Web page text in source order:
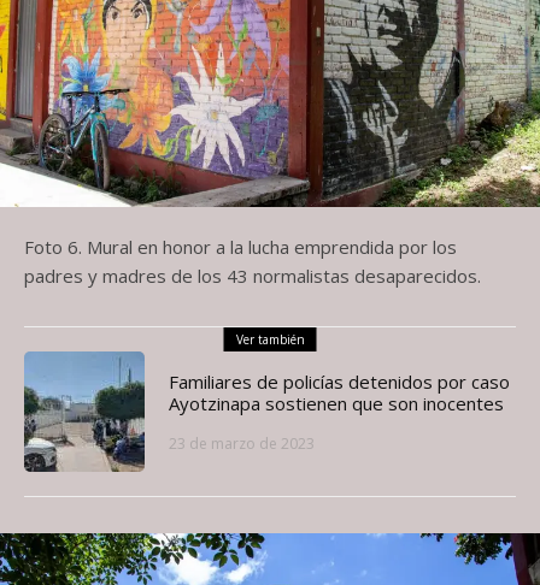
Foto 6. Mural en honor a la lucha emprendida por los
padres y madres de los 43 normalistas desaparecidos.
Ver también
Familiares de policías detenidos por caso
Ayotzinapa sostienen que son inocentes
23 de marzo de 2023